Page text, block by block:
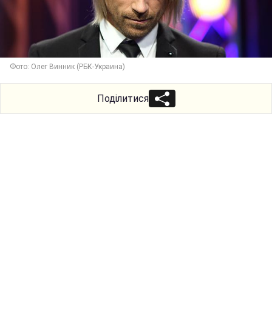
Фото: Олег Винник (РБК-Украина)
Поділитися